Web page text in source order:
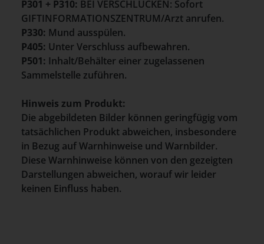
P301 + P310: BEI VERSCHLUCKEN: Sofort
GIFTINFORMATIONSZENTRUM/Arzt anrufen.
P330: Mund ausspülen.
P405: Unter Verschluss aufbewahren.
P501: Inhalt/Behälter einer zugelassenen
Sammelstelle zuführen.
Hinweis zum Produkt:
Die abgebildeten Bilder können geringfügig vom
tatsächlichen Produkt abweichen, insbesondere
in Bezug auf Warnhinweise und Warnbilder.
Diese Warnhinweise können von den gezeigten
Darstellungen abweichen, worauf wir leider
keinen Einfluss haben.